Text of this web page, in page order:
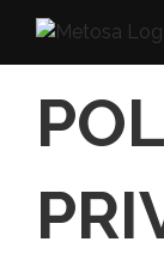
Saltar
contenido